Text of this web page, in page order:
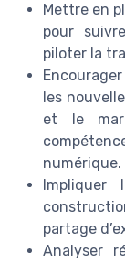
Mettre en
pour
piloter la
les
et le
numérique.
partage
Analyser